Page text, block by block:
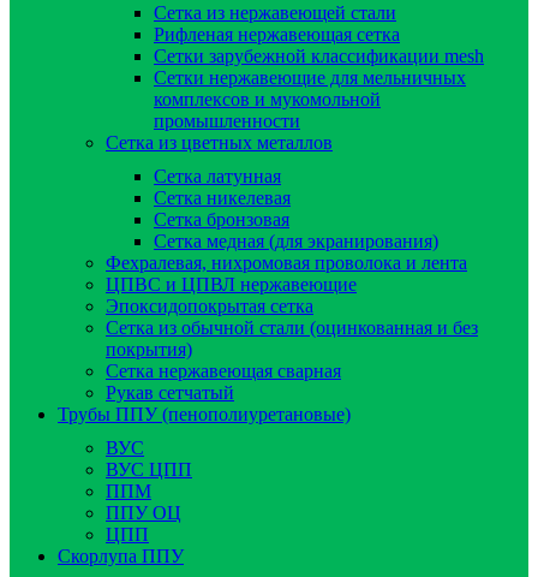
Сетка из нержавеющей стали
Рифленая нержавеющая сетка
Сетки зарубежной классификации mesh
Сетки нержавеющие для мельничных
комплексов и мукомольной
промышленности
Сетка из цветных металлов
Сетка латунная
Сетка никелевая
Сетка бронзовая
Сетка медная (для экранирования)
Фехралевая, нихромовая проволока и лента
ЦПВС и ЦПВЛ нержавеющие
Эпоксидопокрытая сетка
Сетка из обычной стали (оцинкованная и без
покрытия)
Сетка нержавеющая сварная
Рукав сетчатый
Трубы ППУ (пенополиуретановые)
ВУС
ВУС ЦПП
ППМ
ППУ ОЦ
ЦПП
Скорлупа ППУ